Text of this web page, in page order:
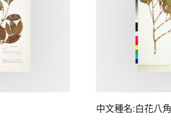
中文種名:白花八角